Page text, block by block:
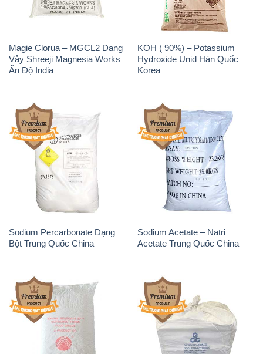
Magie Clorua – MGCL2 Dạng
Vảy Shreeji Magnesia Works
Ấn Độ India
KOH ( 90%) – Potassium
Hydroxide Unid Hàn Quốc
Korea
Sodium Percarbonate Dạng
Bột Trung Quốc China
Sodium Acetate – Natri
Acetate Trung Quốc China